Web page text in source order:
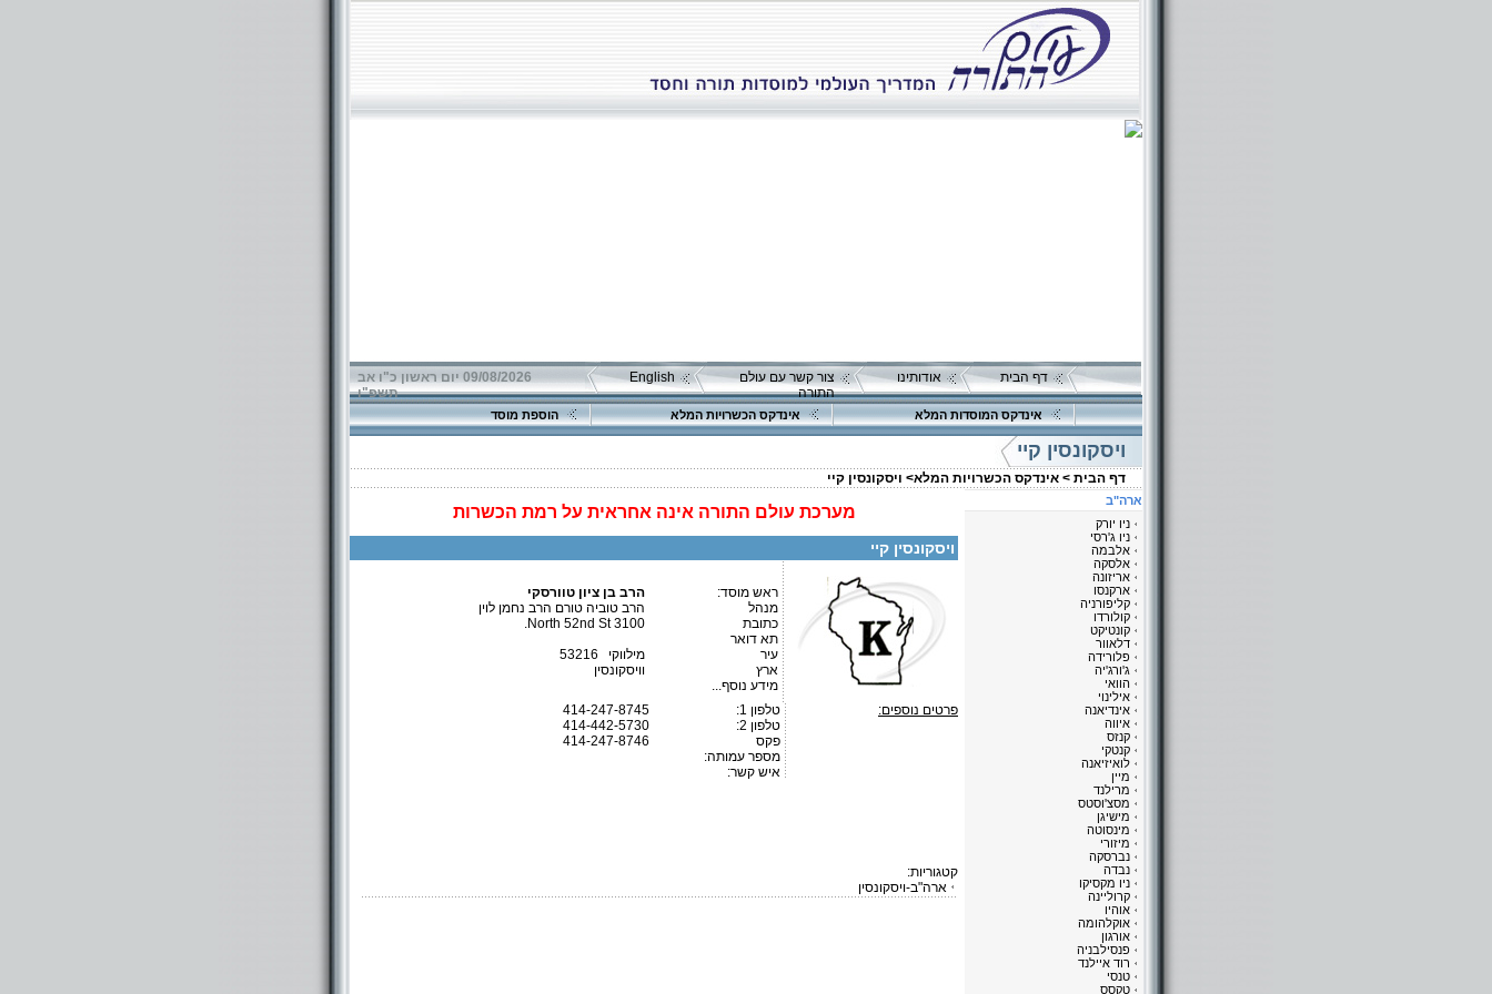
דף הבית אודותינו
צור קשר עם עולם
התורה
English
09/08/2026 יום ראשון כ"ו אב
תשפ"ו
אינדקס המוסדות המלא אינדקס הכשרויות המלא הוספת מוסד
ויסקונסין קיי
דף הבית > אינדקס הכשרויות המלא> ויסקונסין קיי
מערכת עולם התורה אינה אחראית על רמת הכשרות
ויסקונסין קיי
ראש מוסד:
הרב בן ציון טוורסקי
מנהל
הרב טוביה טורם הרב נחמן לוין
כתובת
3100 North 52nd St.
תא דואר
עיר
מילווקי 53216
ארץ
וויסקונסין
מידע נוסף...
פרטים נוספים:
טלפון 1:
טלפון 2:
פקס
מספר עמותה:
איש קשר:
414-247-8745
414-442-5730
414-247-8746
קטגוריות:
ארה"ב-ויסקונסין
ארה"ב
ניו יורק
ניו ג'רסי
אלבמה
אלסקה
אריזונה
ארקנסו
קליפורניה
קולורדו
קונטיקט
דלאוור
פלורידה
ג'ורג'יה
הוואי
אילינוי
אינדיאנה
איווה
קנזס
קנטקי
לואיזיאנה
מיין
מרילנד
מסצ'וסטס
מישיגן
מינסוטה
מיזורי
נברסקה
נבדה
ניו מקסיקו
קרוליינה
אוהיו
אוקלהומה
אורגון
פנסילבניה
רוד איילנד
טנסי
טקסס